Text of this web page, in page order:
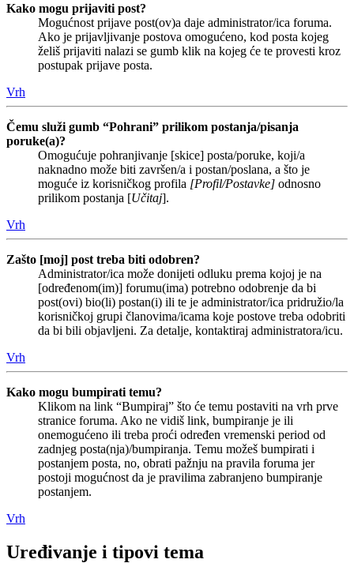
Kako mogu prijaviti post?
Mogućnost prijave post(ov)a daje administrator/ica foruma.
Ako je prijavljivanje postova omogućeno, kod posta kojeg
želiš prijaviti nalazi se gumb klik na kojeg će te provesti kroz
postupak prijave posta.
Vrh
Čemu služi gumb “Pohrani” prilikom postanja/pisanja
poruke(a)?
Omogućuje pohranjivanje [skice] posta/poruke, koji/a
naknadno može biti završen/a i postan/poslana, a što je
moguće iz korisničkog profila [Profil/Postavke] odnosno
prilikom postanja [Učitaj].
Vrh
Zašto [moj] post treba biti odobren?
Administrator/ica može donijeti odluku prema kojoj je na
[određenom(im)] forumu(ima) potrebno odobrenje da bi
post(ovi) bio(li) postan(i) ili te je administrator/ica pridružio/la
korisničkoj grupi članovima/icama koje postove treba odobriti
da bi bili objavljeni. Za detalje, kontaktiraj administratora/icu.
Vrh
Kako mogu bumpirati temu?
Klikom na link “Bumpiraj” što će temu postaviti na vrh prve
stranice foruma. Ako ne vidiš link, bumpiranje je ili
onemogućeno ili treba proći određen vremenski period od
zadnjeg posta(nja)/bumpiranja. Temu možeš bumpirati i
postanjem posta, no, obrati pažnju na pravila foruma jer
postoji mogućnost da je pravilima zabranjeno bumpiranje
postanjem.
Vrh
Uređivanje i tipovi tema